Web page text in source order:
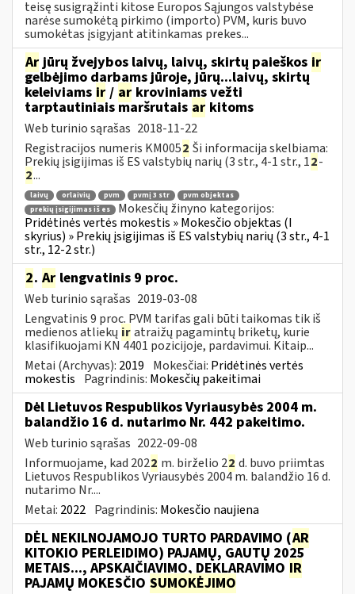
teisę susigrąžinti kitose Europos Sąjungos valstybėse
narėse sumokėtą pirkimo (importo) PVM, kuris buvo
sumokėtas įsigyjant atitinkamas prekes...
Arjūrų žvejybos laivų, laivų, skirtų paieškos ir
gelbėjimo darbams jūroje, jūrų...laivų, skirtų
keleiviams ir / ar kroviniams vežti
tarptautiniais maršrutais ar kitoms
Web turinio sąrašas 2018-11-22
Registracijos numeris KM0052 Ši informacija skelbiama:
Prekių įsigijimas iš ES valstybių narių (3 str., 4-1 str., 12-
2...
laivų orlaivių pvm pvmį 3 str
pvm objektas
prekių įsigijimas iš es
Mokesčių žinyno kategorijos:
Pridėtinės vertės mokestis » Mokesčio objektas (I
skyrius) » Prekių įsigijimas iš ES valstybių narių (3 str., 4-1
str., 12-2 str.)
2. Ar lengvatinis 9 proc.
Web turinio sąrašas 2019-03-08
Lengvatinis 9 proc. PVM tarifas gali būti taikomas tik iš
medienos atliekų iratraižų pagamintų briketų, kurie
klasifikuojami KN 4401 pozicijoje, pardavimui. Kitaip...
Metai (Archyvas): 2019 Mokesčiai: Pridėtinės vertės
mokestis Pagrindinis: Mokesčių pakeitimai
Dėl Lietuvos Respublikos Vyriausybės 2004 m.
balandžio 16 d. nutarimo Nr. 442 pakeitimo.
Web turinio sąrašas 2022-09-08
Informuojame, kad 2022 m. birželio 22 d. buvo priimtas
Lietuvos Respublikos Vyriausybės 2004 m. balandžio 16 d.
nutarimo Nr....
Metai: 2022 Pagrindinis: Mokesčio naujiena
DĖL NEKILNOJAMOJO TURTO PARDAVIMO (AR
KITOKIO PERLEIDIMO) PAJAMŲ, GAUTŲ 2025
METAIS..., APSKAIČIAVIMO, DEKLARAVIMO IR
PAJAMŲ MOKESČIO SUMOKĖJIMO